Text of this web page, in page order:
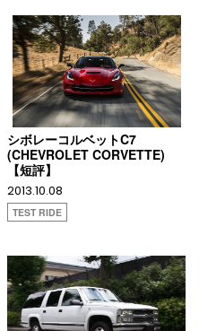
シボレーコルベットC7
(CHEVROLET CORVETTE)
【短評】
2013.10.08
TEST RIDE